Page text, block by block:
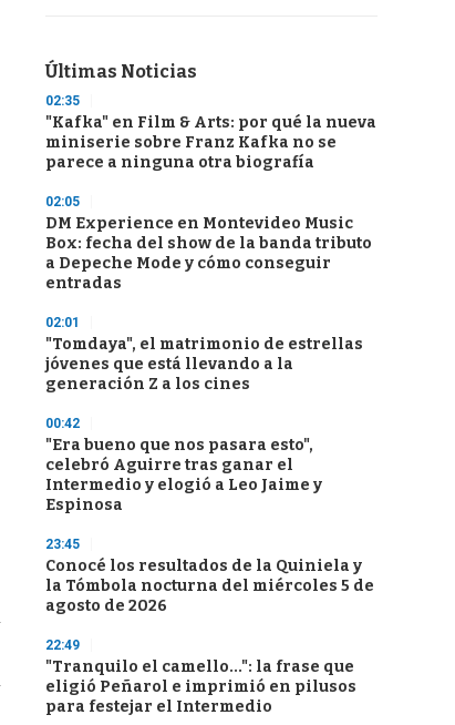
Últimas Noticias
02:35
"Kafka" en Film & Arts: por qué la nueva
miniserie sobre Franz Kafka no se
parece a ninguna otra biografía
02:05
DM Experience en Montevideo Music
Box: fecha del show de la banda tributo
a Depeche Mode y cómo conseguir
entradas
02:01
"Tomdaya", el matrimonio de estrellas
jóvenes que está llevando a la
generación Z a los cines
00:42
"Era bueno que nos pasara esto",
celebró Aguirre tras ganar el
Intermedio y elogió a Leo Jaime y
Espinosa
23:45
Conocé los resultados de la Quiniela y
la Tómbola nocturna del miércoles 5 de
agosto de 2026
22:49
"Tranquilo el camello...": la frase que
eligió Peñarol e imprimió en pilusos
para festejar el Intermedio